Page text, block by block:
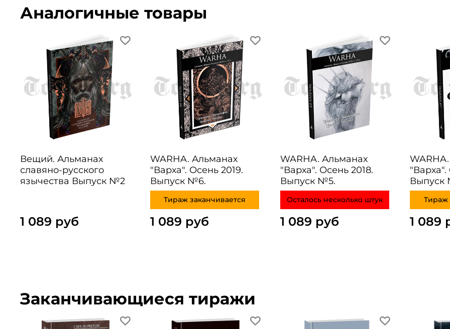
Аналогичные товары
Вещий. Альманах
славяно-русского
язычества Выпуск №2
1 089 руб
WARHA. Альманах
"Варха". Осень 2019.
Выпуск №6.
Тираж заканчивается
1 089 руб
WARHA. Альманах
"Варха". Осень 2018.
Выпуск №5.
Осталось несколько штук
1 089 руб
"Варха".
Выпуск
Тираж
1 089
Заканчивающиеся тиражи